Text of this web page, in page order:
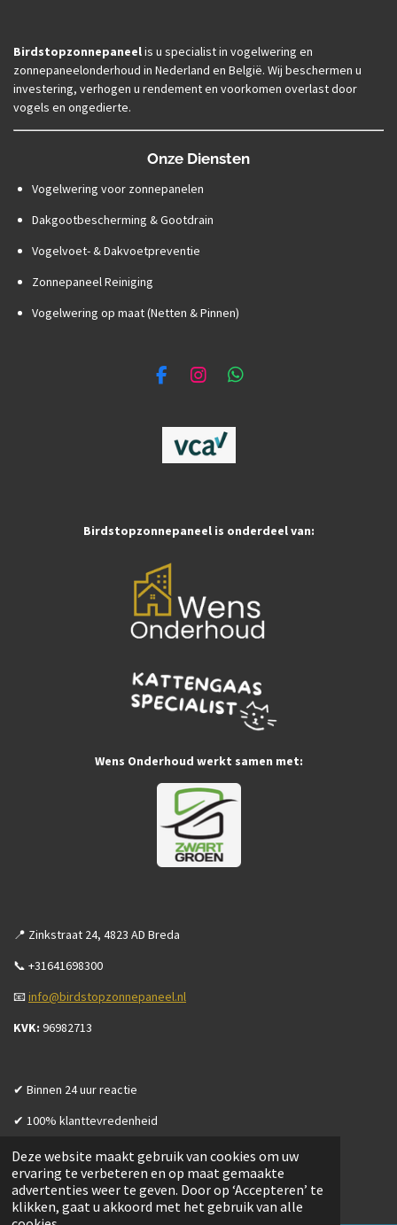
Deze website maakt gebruik van cookies om uw
ervaring te verbeteren en op maat gemaakte
advertenties weer te geven. Door op ‘Accepteren’ te
klikken, gaat u akkoord met het gebruik van alle
Birdstopzonnepaneelis u specialist in vogelwering en
zonnepaneelonderhoud in Nederland en België. Wij beschermen u
investering, verhogen u rendement en voorkomen overlast door
vogels en ongedierte.
Onze Diensten
Vogelwering voor zonnepanelen
Dakgootbescherming & Gootdrain
Vogelvoet- & Dakvoetpreventie
Zonnepaneel Reiniging
Vogelwering op maat (Netten & Pinnen)
F
e
o
I
t
a
g
W
t
A
Birdstopzonnepaneel is onderdeel van:
Wens Onderhoud werkt samen met:
📍 Zinkstraat 24, 4823 AD Breda
📞 +31641698300
📧info@birdstopzonnepaneel.nl
KVK: 96982713
✔ Binnen 24 uur reactie
✔ 100% klanttevredenheid
Openingstijden